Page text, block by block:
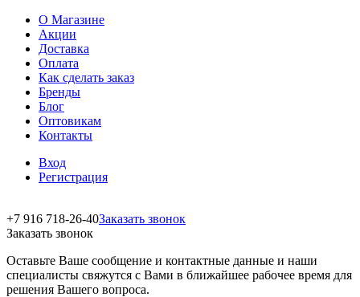
О Магазине
Акции
Доставка
Оплата
Как сделать заказ
Бренды
Блог
Оптовикам
Контакты
Вход
Регистрация
+7 916 718-26-40Заказать звонок
Заказать звонок
Оставьте Ваше сообщение и контактные данные и наши
специалисты свяжутся с Вами в ближайшее рабочее время для
решения Вашего вопроса.